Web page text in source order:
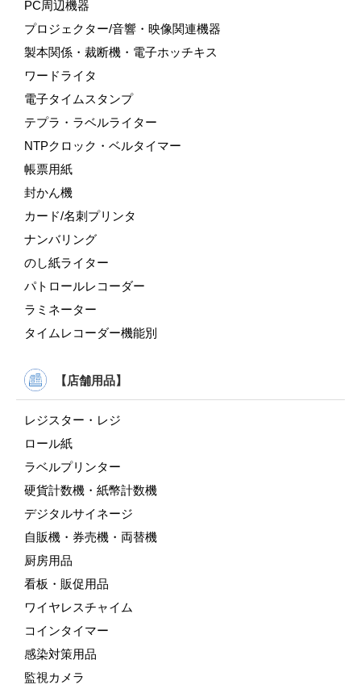
PC周辺機器
プロジェクター/音響・映像関連機器
製本関係・裁断機・電子ホッチキス
ワードライタ
電子タイムスタンプ
テプラ・ラベルライター
NTPクロック・ベルタイマー
帳票用紙
封かん機
カード/名刺プリンタ
ナンバリング
のし紙ライター
パトロールレコーダー
ラミネーター
タイムレコーダー機能別
【店舗用品】
レジスター・レジ
ロール紙
ラベルプリンター
硬貨計数機・紙幣計数機
デジタルサイネージ
自販機・券売機・両替機
厨房用品
看板・販促用品
ワイヤレスチャイム
コインタイマー
感染対策用品
監視カメラ